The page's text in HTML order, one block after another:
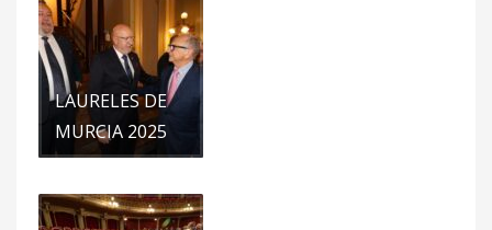
LAURELES DE
MURCIA 2025